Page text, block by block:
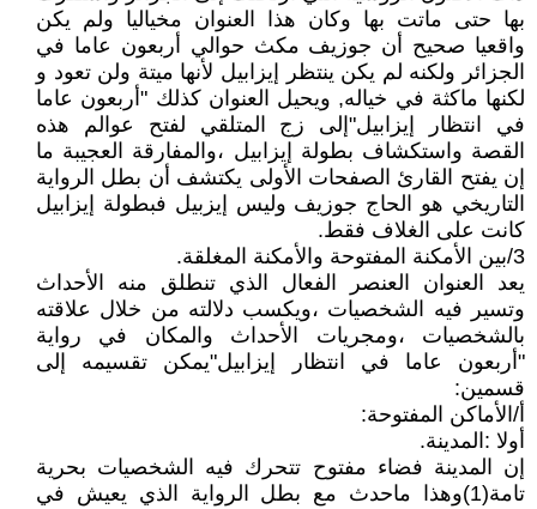
بها حتى ماتت بها وكان هذا العنوان مخياليا ولم يكن
واقعيا صحيح أن جوزيف مكث حوالي أربعون عاما في
الجزائر ولكنه لم يكن ينتظر إيزابيل لأنها ميتة ولن تعود و
لكنها ماكثة في خياله, ويحيل العنوان كذلك "أربعون عاما
في انتظار إيزابيل"إلى زج المتلقي لفتح عوالم هذه
القصة واستكشاف بطولة إيزابيل ،والمفارقة العجيبة ما
إن يفتح القارئ الصفحات الأولى يكتشف أن بطل الرواية
التاريخي هو الحاج جوزيف وليس إيزبيل فبطولة إيزابيل
كانت على الغلاف فقط.
3/بين الأمكنة المفتوحة والأمكنة المغلقة.
يعد العنوان العنصر الفعال الذي تنطلق منه الأحداث
وتسير فيه الشخصيات ،ويكسب دلالته من خلال علاقته
بالشخصيات ،ومجريات الأحداث والمكان في رواية
"أربعون عاما في انتظار إيزابيل"يمكن تقسيمه إلى
قسمين:
أ/الأماكن المفتوحة:
أولا :المدينة.
إن المدينة فضاء مفتوح تتحرك فيه الشخصيات بحرية
تامة(1)وهذا ماحدث مع بطل الرواية الذي يعيش في